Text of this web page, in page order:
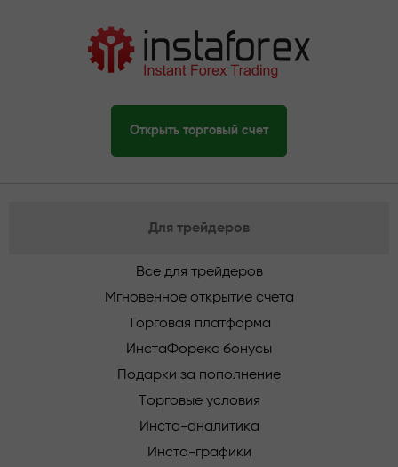
Открыть торговый счет
Для трейдеров
Все для трейдеров
Мгновенное открытие счета
Торговая платформа
ИнстаФорекс бонусы
Подарки за пополнение
Торговые условия
Инста-аналитика
Инста-графики